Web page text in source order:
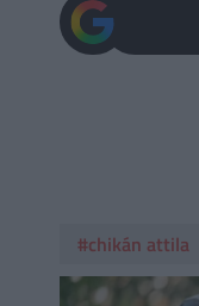
#chikán attila